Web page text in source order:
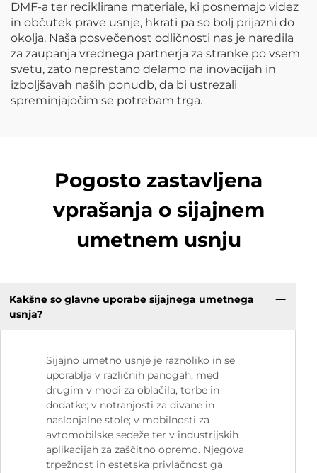
DMF-a ter reciklirane materiale, ki posnemajo videz
in občutek prave usnje, hkrati pa so bolj prijazni do
okolja. Naša posvečenost odličnosti nas je naredila
za zaupanja vrednega partnerja za stranke po vsem
svetu, zato neprestano delamo na inovacijah in
izboljšavah naših ponudb, da bi ustrezali
spreminjajočim se potrebam trga.
Pogosto zastavljena
vprašanja o sijajnem
umetnem usnju
Kakšne so glavne uporabe sijajnega umetnega
usnja?
Sijajno umetno usnje je raznoliko in se
uporablja v različnih panogah, med
drugim v modi za oblačila, torbe in
dodatke; v notranjosti za divane in
naslonjalne stole; v mobilnosti za
avtomobilske sedeže ter v industrijskih
aplikacijah za zaščitno opremo. Njegova
trpežnost in estetska privlačnost ga